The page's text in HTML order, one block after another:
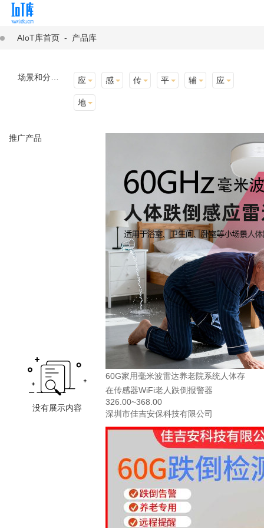
AIoT库首页 - 产品库
应用场景 感知层 传输层 平台层 辅助产品与材料 应用终端
地址选择
推广产品
60G家用毫米波雷达养老院系统人体存
在传感器WiFi老人跌倒报警器
326.00~368.00
深圳市佳吉安保科技有限公司